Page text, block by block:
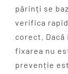
părinți se
verifica
corect. Dacă
fixarea nu
prevenție